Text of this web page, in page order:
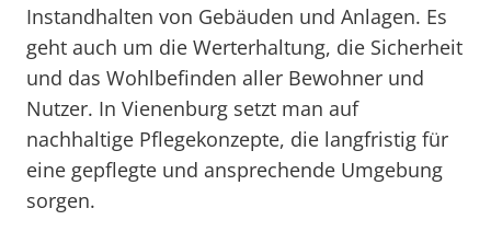
Instandhalten von Gebäuden und Anlagen. Es
geht auch um die Werterhaltung, die Sicherheit
und das Wohlbefinden aller Bewohner und
Nutzer. In Vienenburg setzt man auf
nachhaltige Pflegekonzepte, die langfristig für
eine gepflegte und ansprechende Umgebung
sorgen.